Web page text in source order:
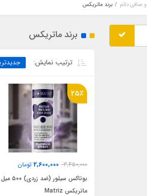
صافی دائم برند ماتریکس
برند ماتریکس
ترتیب نمایش:
25٪
3,450,000
2,600,000 تومان
بوتاکس سیلور (ضد زردی) ۵۰۰ میل
ماتریکس Matriz